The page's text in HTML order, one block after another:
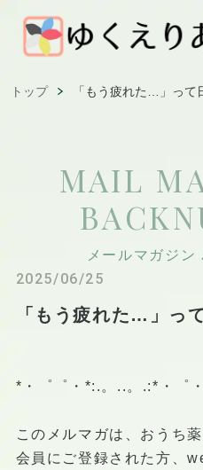
トップ 「もう疲れた…」って
MAIL
メールマガジン
2025/06/25
「もう疲れた…」っ
*・゜゜・*:.。..。.:*・゜
このメルマガは、おうち
会員にご登録された方、